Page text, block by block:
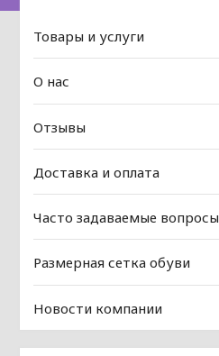
Товары и услуги
О нас
Отзывы
Доставка и оплата
Часто задаваемые вопросы
Размерная сетка обуви
Новости компании